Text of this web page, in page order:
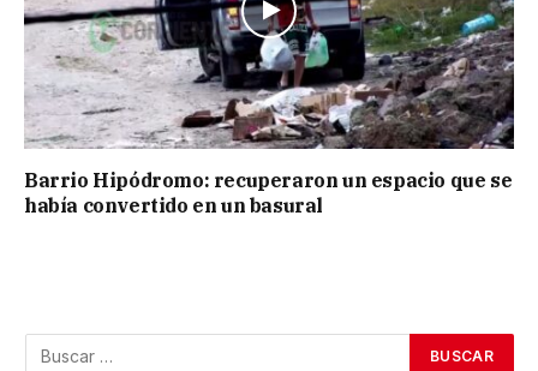
Barrio Hipódromo: recuperaron un espacio que se
había convertido en un basural